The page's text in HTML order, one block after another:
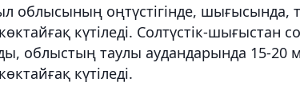
облысының оңтүстігінде, шығысында,
күтіледі. Солтүстік-шығыстан
облыстың таулы аудандарында 15-20
күтіледі.